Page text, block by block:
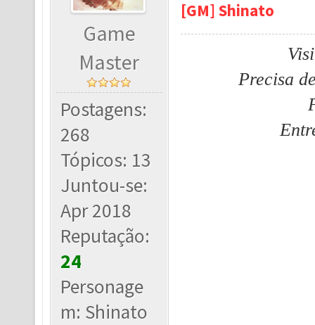
Game
Master
Postagens:
268
Tópicos: 13
Juntou-se:
Apr 2018
Reputação:
24
Personage
m: Shinato
[GM] Shinato
Precisa